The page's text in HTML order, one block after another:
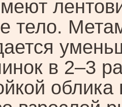
тело.
в 2–3
облика